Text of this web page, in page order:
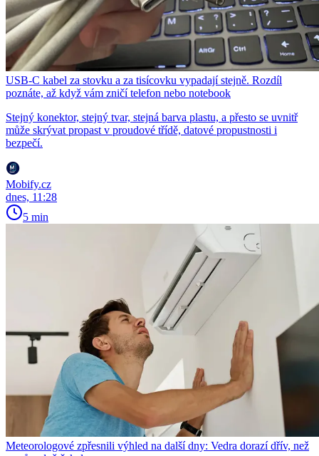
USB-C kabel za stovku a za tisícovku vypadají stejně. Rozdíl
poznáte, až když vám zničí telefon nebo notebook
Stejný konektor, stejný tvar, stejná barva plastu, a přesto se uvnitř
může skrývat propast v proudové třídě, datové propustnosti i
bezpečí.
Mobify.cz
dnes, 11:28
5 min
Meteorologové zpřesnili výhled na další dny: Vedra dorazí dřív, než